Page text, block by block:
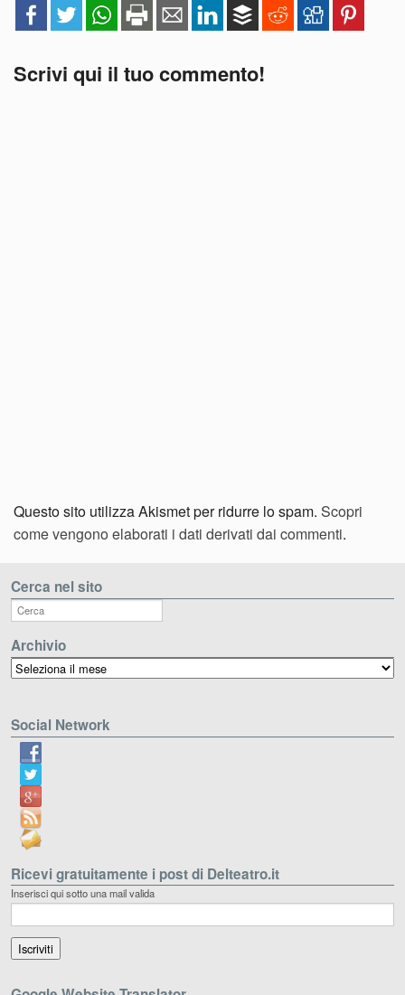
Scrivi qui il tuo commento!
Questo sito utilizza Akismet per ridurre lo spam. Scopri
come vengono elaborati i dati derivati dai commenti.
Cerca nel sito
Archivio
Archivio
Social Network
Ricevi gratuitamente i post di Delteatro.it
Inserisci qui sotto una mail valida